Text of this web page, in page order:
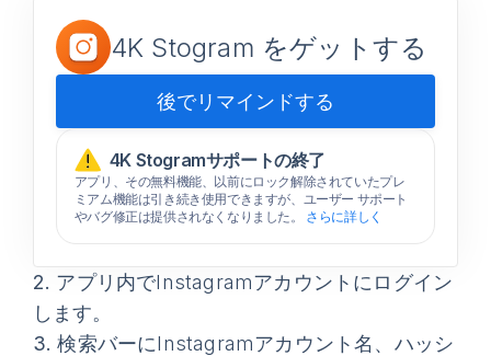
4K Stogram をゲットする
後でリマインドする
4K Stogramサポートの終了
アプリ、その無料機能、以前にロック解除されていたプレ
ミアム機能は引き続き使用できますが、ユーザー サポート
やバグ修正は提供されなくなりました。 さらに詳しく
2. アプリ内でInstagramアカウントにログイン
します。
3. 検索バーにInstagramアカウント名、ハッシ